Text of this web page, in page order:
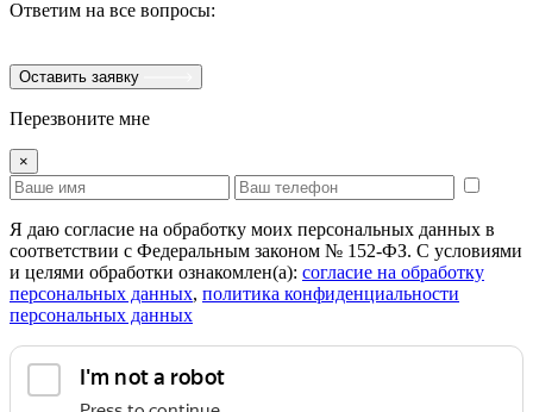
Ответим на все вопросы:
Оставить заявку
Перезвоните мне
×
Я даю согласие на обработку моих персональных данных в
соответствии с Федеральным законом № 152-ФЗ. С условиями
и целями обработки ознакомлен(а): cогласие на обработку
персональных данных, политика конфиденциальности
персональных данных